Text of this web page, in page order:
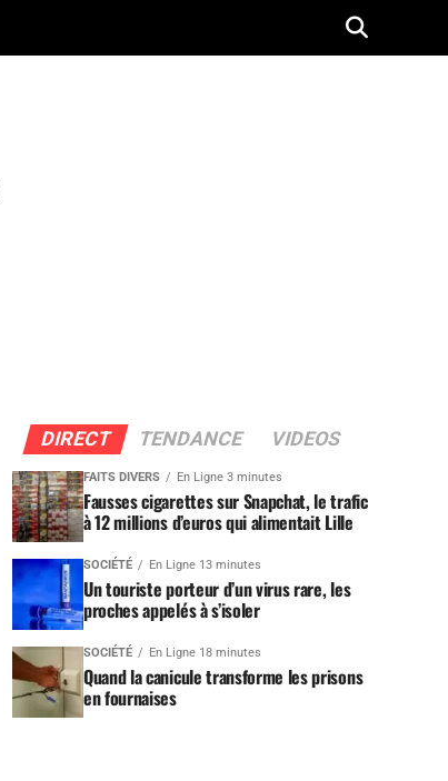
DIRECT TENDANCE VIDEOS
FAITS DIVERS En Ligne 3 minutes
Fausses cigarettes sur Snapchat, le trafic
à 12 millions d’euros qui alimentait Lille
SOCIÉTÉ En Ligne 13 minutes
Un touriste porteur d’un virus rare, les
proches appelés à s’isoler
SOCIÉTÉ En Ligne 18 minutes
Quand la canicule transforme les prisons
en fournaises